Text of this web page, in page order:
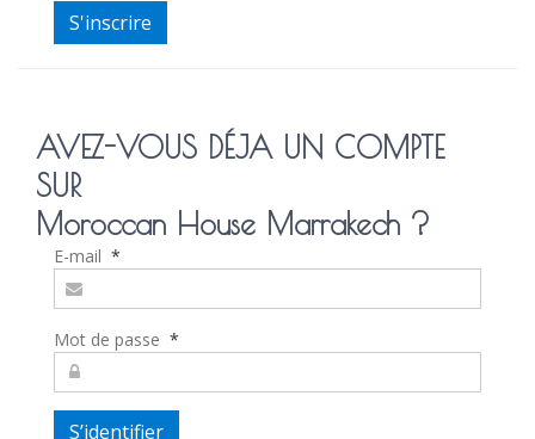
AVEZ-VOUS DÉJA UN COMPTE
SUR
Moroccan House Marrakech ?
E-mail *
Mot de passe *